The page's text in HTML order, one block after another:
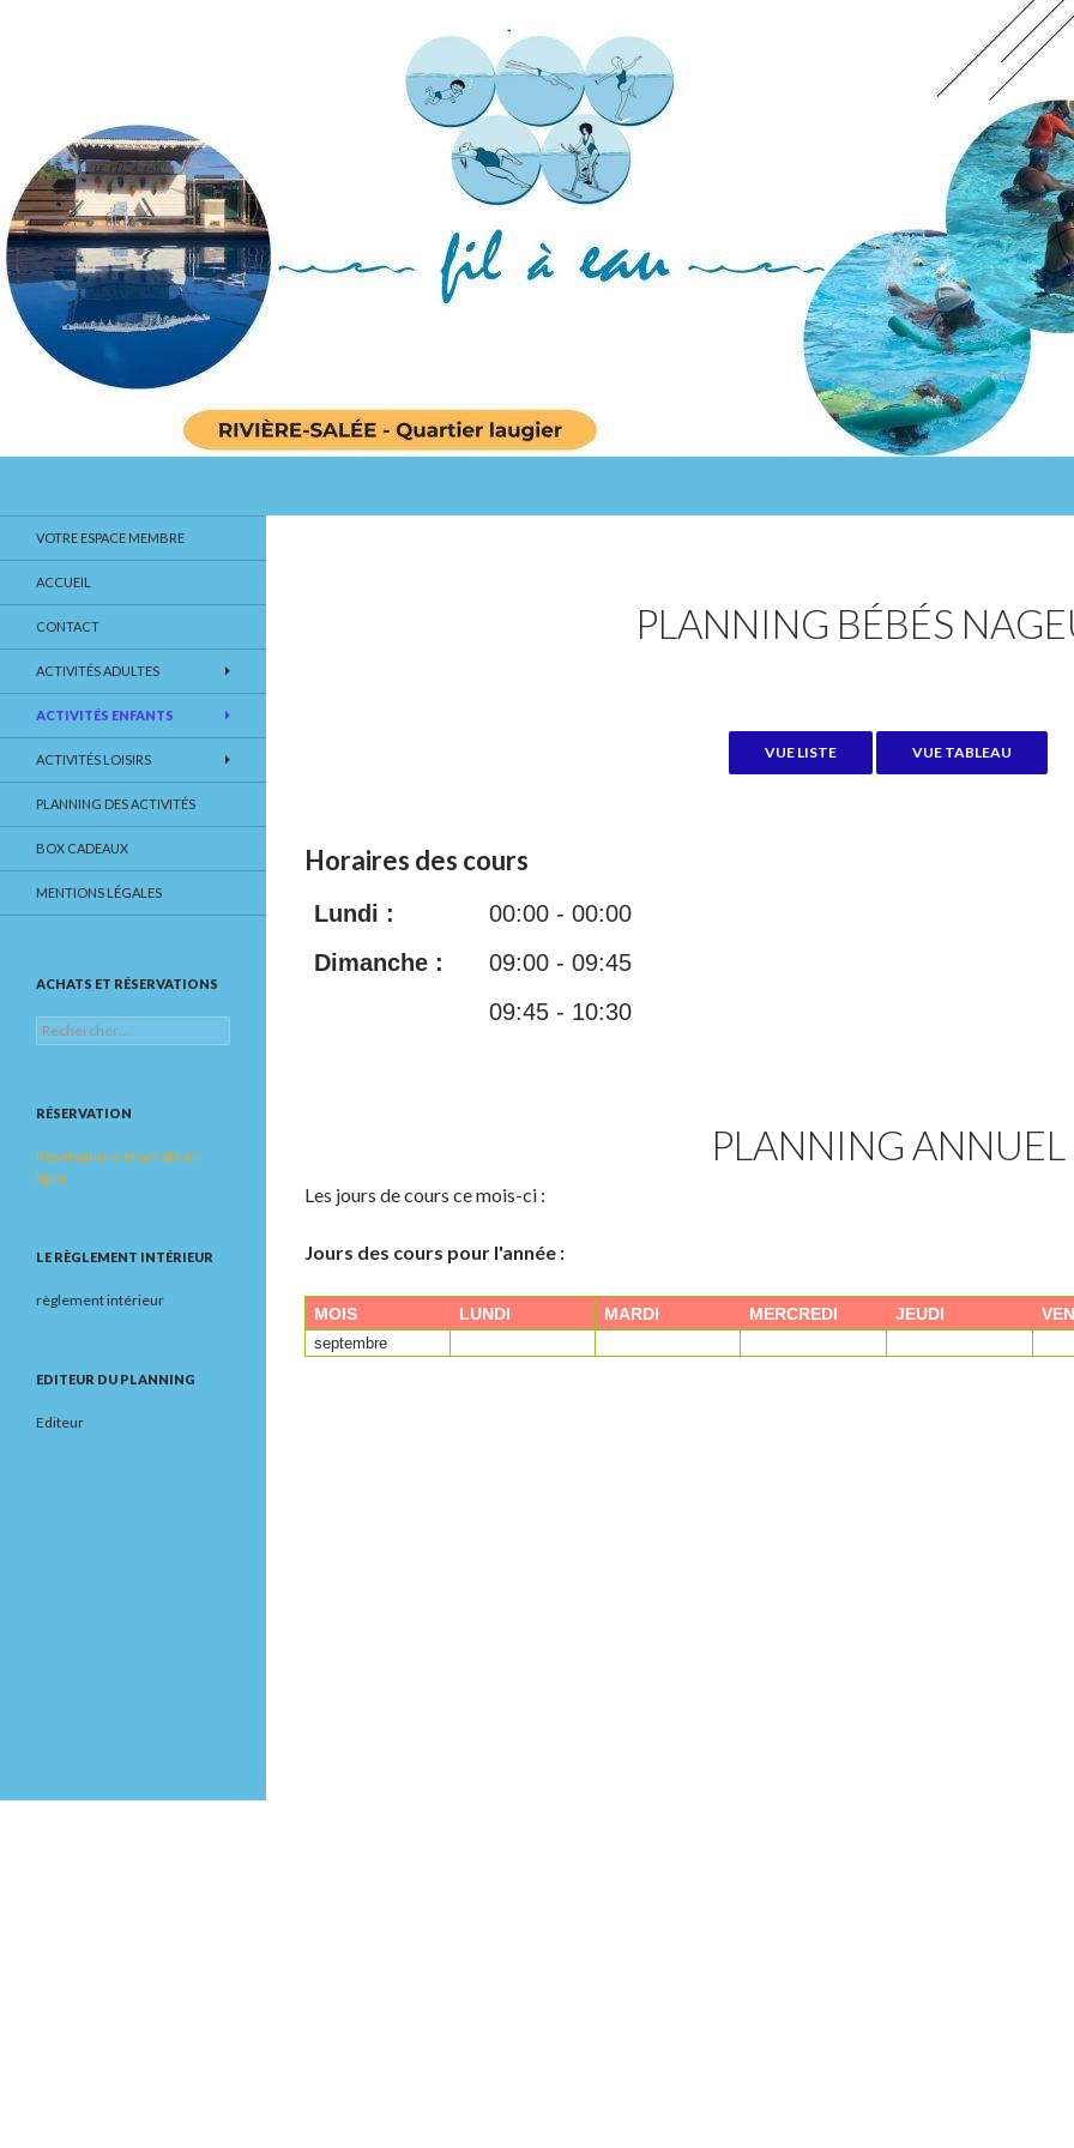
PLANNING BÉBÉS
Horaires des cours
Lundi :
00:00 - 00:00
Dimanche :
09:00 - 09:45
09:45 - 10:30
PLANNING ANNUEL
Les jours de cours ce mois-ci :
Jours des cours pour l'année :
MOIS LUNDI MARDI MERCREDI JEUDI
septembre
VOTRE ESPACE MEMBRE
ACCUEIL
CONTACT
ACTIVITÉS ADULTES
ACTIVITÉS ENFANTS
ACTIVITÉS LOISIRS
PLANNING DES ACTIVITÉS
BOX CADEAUX
MENTIONS LÉGALES
ACHATS ET RÉSERVATIONS
Rechercher :
RÉSERVATION
Réservations et achats en
ligne
LE RÈGLEMENT INTÉRIEUR
règlement intérieur
EDITEUR DU PLANNING
Editeur